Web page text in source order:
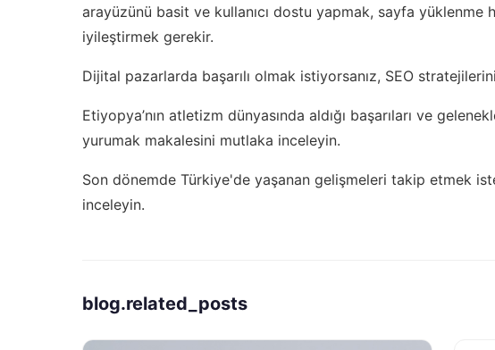
arayüzünü basit ve kullanıcı dostu yapmak, sayfa yüklenme
iyileştirmek gerekir.
Dijital pazarlarda başarılı olmak istiyorsanız, SEO
Etiyopya’nın atletizm dünyasında aldığı başarıları ve
yurumak makalesini mutlaka inceleyin.
Son dönemde Türkiye'de yaşanan gelişmeleri takip etmek
inceleyin.
blog.related_posts